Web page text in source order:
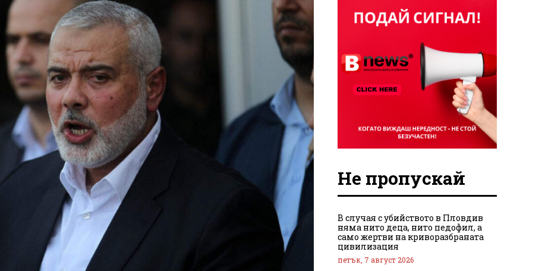
Не пропускай
В случая с убийството в Пловдив
няма нито деца, нито педофил, а
само жертви на криворазбраната
цивилизация
петък, 7 август 2026